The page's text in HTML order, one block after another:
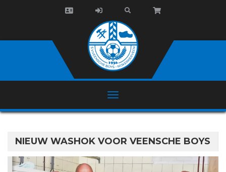
NIEUW WASHOK VOOR VEENSCHE BOYS